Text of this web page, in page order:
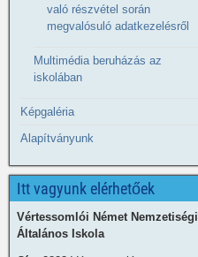
való részvétel során
megvalósuló adatkezelésről
Multimédia beruházás az
iskolában
Képgaléria
Alapítványunk
Itt vagyunk elérhetőek
Vértessomlói Német Nemzetiségi
Általános Iskola